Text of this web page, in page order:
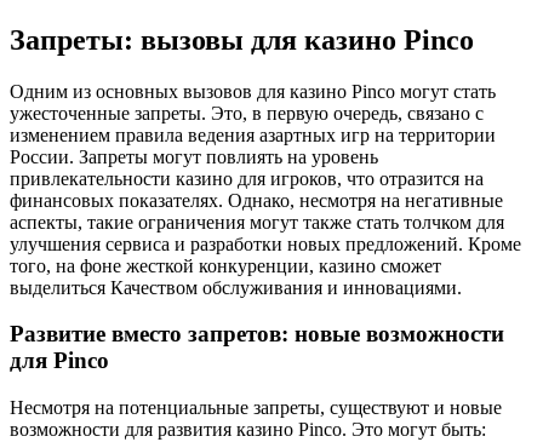
Запреты: вызовы для казино Pinco
Одним из основных вызовов для казино Pinco могут стать
ужесточенные запреты. Это, в первую очередь, связано с
изменением правила ведения азартных игр на территории
России. Запреты могут повлиять на уровень
привлекательности казино для игроков, что отразится на
финансовых показателях. Однако, несмотря на негативные
аспекты, такие ограничения могут также стать толчком для
улучшения сервиса и разработки новых предложений. Кроме
того, на фоне жесткой конкуренции, казино сможет
выделиться Качеством обслуживания и инновациями.
Развитие вместо запретов: новые возможности
для Pinco
Несмотря на потенциальные запреты, существуют и новые
возможности для развития казино Pinco. Это могут быть: